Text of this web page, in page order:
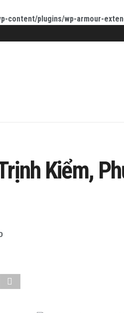
content/plugins/wp-armour-
Kiểm,